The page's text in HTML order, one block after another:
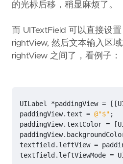
的光标后移，稍显麻烦了。
而 UITextField 可以直接设
rightView, 然后文本输入区
rightView 之间了，看例子：
UILabel *paddingView = [[
paddingView.text = @"$" ;
paddingView.textColor = [
paddingView.
textfield . leftView =
textfield . leftViewMode =